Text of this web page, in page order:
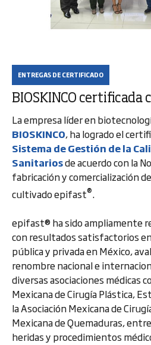
ENTREGAS DE CERTIFICADO
BIOSKINCO certificada
La empresa líder en
BIOSKINCO, ha logrado el
Sistema de Gestión de la
Sanitariosde acuerdo con la
fabricación y comercialización
cultivado epifast®️.
epifast®️ ha sido ampliamente
con resultados satisfactorios
pública y privada en México,
renombre nacional e
diversas asociaciones médicas
Mexicana de Cirugía Plástica,
la Asociación Mexicana de
Mexicana de Quemaduras,
heridas y procedimientos